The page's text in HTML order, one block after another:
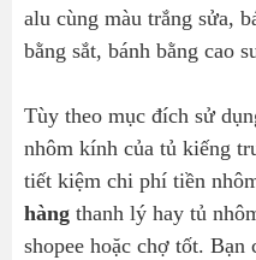
alu cùng màu trắng sửa,
bằng sắt, bánh bằng cao
Tùy theo mục đích sử
nhôm kính của tủ kiếng
tiết kiệm chi phí tiền
hàng thanh lý hay tủ
shopee hoặc chợ tốt. Bạn